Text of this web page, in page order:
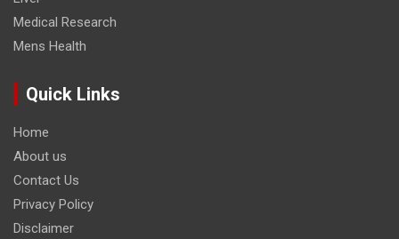
Medical Research
Mens Health
Quick Links
Home
About us
Contact Us
Privacy Policy
Disclaimer